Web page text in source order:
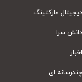
مارکتینگ
سرا
ای